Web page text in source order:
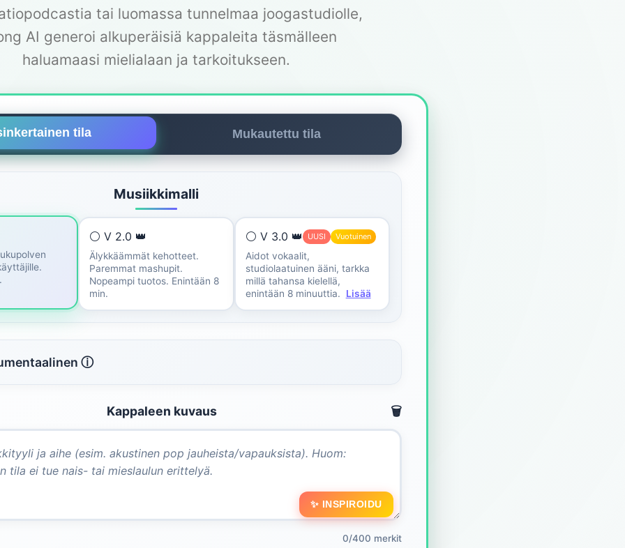
tai luomassa tunnelmaa joogastudiolle,
AI generoi alkuperäisiä kappaleita täsmälleen
haluamaasi mielialaan ja tarkoitukseen.
tila Mukautettu tila
Musiikkimalli
⚪ V 2.0 👑
Älykkäämmät kehotteet.
Paremmat mashupit.
Nopeampi tuotos. Enintään 8
min.
⚪ V 3.0 👑 UUSI Vuotuinen
Aidot vokaalit,
studiolaatuinen ääni, tarkka
millä tahansa kielellä,
enintään 8 minuuttia.
Lisää
ⓘ
Kappaleen kuvaus 🗑️
✨ INSPIROIDU
0/400 merkit